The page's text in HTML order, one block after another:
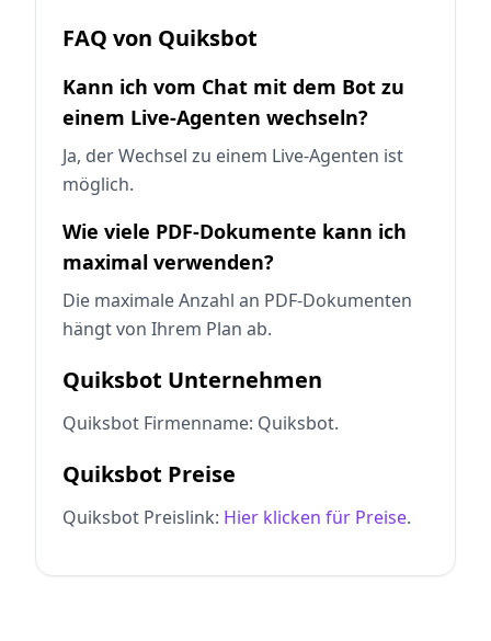
FAQ von Quiksbot
Kann ich vom Chat mit dem Bot zu
einem Live-Agenten wechseln?
Ja, der Wechsel zu einem Live-Agenten ist
möglich.
Wie viele PDF-Dokumente kann ich
maximal verwenden?
Die maximale Anzahl an PDF-Dokumenten
hängt von Ihrem Plan ab.
Quiksbot Unternehmen
Quiksbot Firmenname: Quiksbot.
Quiksbot Preise
Quiksbot Preislink: Hier klicken für Preise.